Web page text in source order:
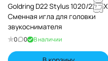
Goldring D22 Stylus 1020/22/GX
Сменная игла для головки
звукоснимателя
0 0 В наличии